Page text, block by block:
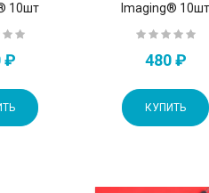
10шт
₽
Imaging® 10шт
480 ₽
КУПИТЬ